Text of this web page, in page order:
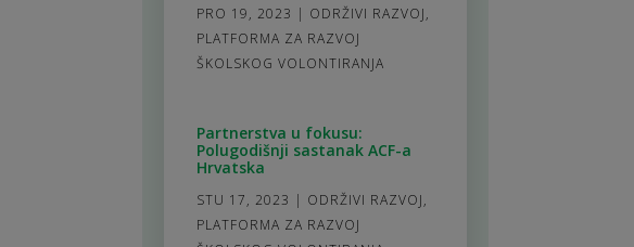
PRO 19, 2023 | ODRŽIVI RAZVOJ,
PLATFORMA ZA RAZVOJ
ŠKOLSKOG VOLONTIRANJA
Partnerstva u fokusu:
Polugodišnji sastanak ACF-a
Hrvatska
STU 17, 2023 | ODRŽIVI RAZVOJ,
PLATFORMA ZA RAZVOJ